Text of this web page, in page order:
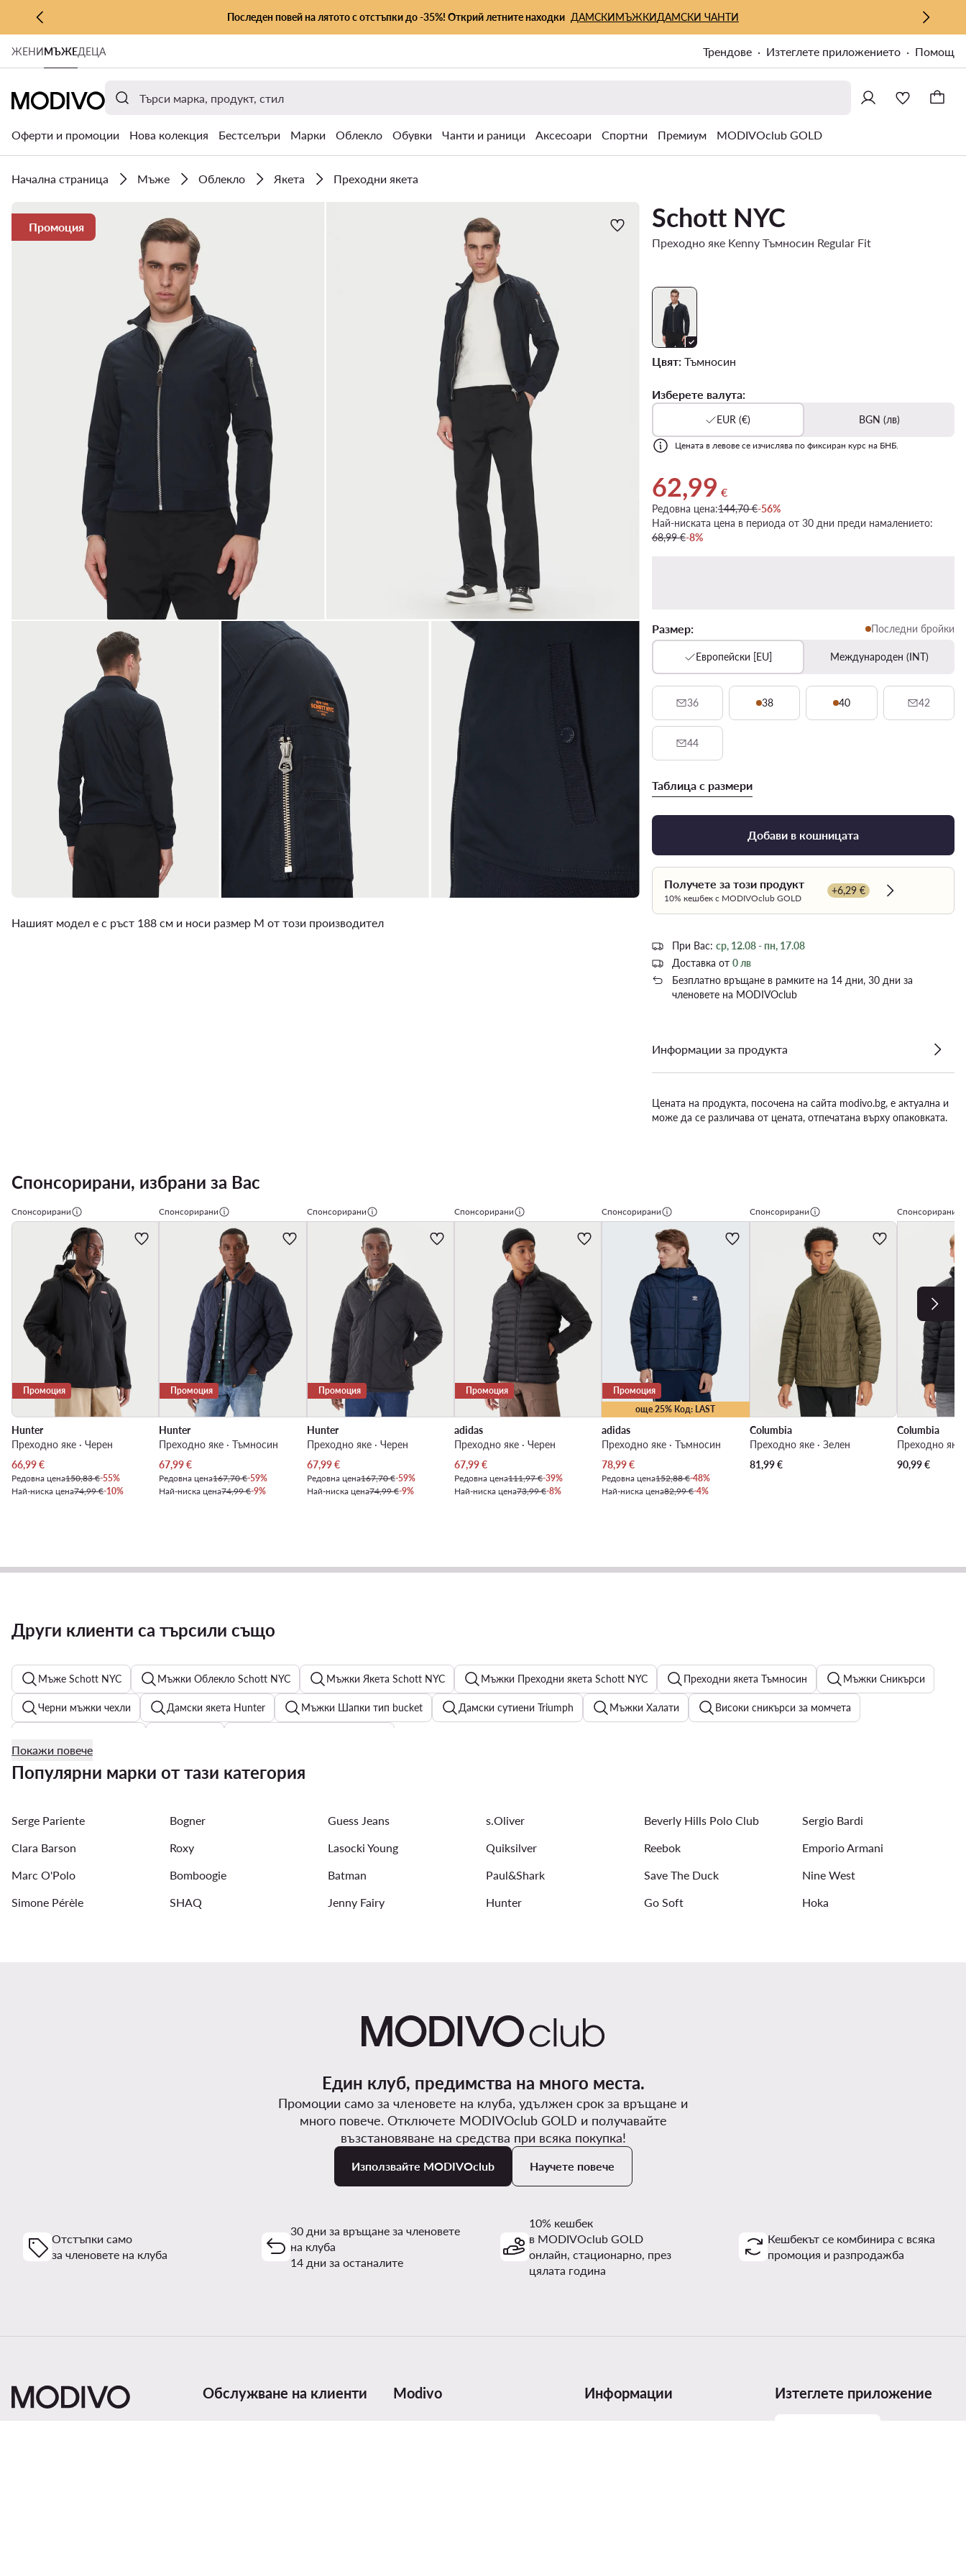
КЪМ ОСНОВНОТО СЪДЪРЖАНИЕ
КЪМ ТЪРСЕНЕ
Последен повей на лятото с отстъпки до -35%! Открий летните находки ДАМСКИМЪЖКИДАМСКИ ЧАНТИ
ЖЕНИМЪЖЕДЕЦА Трендове Изтеглете приложението Помощ
Оферти и промоции Нова колекция Бестселъри Марки Облекло Обувки Чанти и раници Аксесоари Спортни Премиум MODIVOclub GOLD
Начална страница Мъже Облекло Якета Преходни якета
Нашият модел е с ръст 188 см и носи размер M от този производител
Промоция Schott NYC
Преходно яке Kenny Тъмносин Regular Fit
Цвят:Тъмносин
Изберете валута:
EUR (€) BGN (лв)
Цената в левове се изчислява по фиксиран курс на БНБ.
Актуална цена 62,99 €
62,99 €
Редовна цена:144,70 €-56%
Най-ниската цена в периода от 30 дни преди намалението:
68,99 €-8%
Размер: Последни бройки
Европейски [EU] Международен (INT)
36 38 40 42
44
Таблица с размери
Добави в кошницата
Получете за този продукт
10% кешбек с MODIVOclub GOLD
+6,29 €
Dowiedz się
При Вас: ср, 12.08 - пн, 17.08
Доставка от 0 лв
Безплатно връщане в рамките на 14 дни, 30 дни за
членовете на MODIVOclub
Информации за продукта
Цената на продукта, посочена на сайта modivo.bg, е актуална и
може да се различава от цената, отпечатана върху опаковката.
Спонсорирани, избрани за Вас
Спонсорирани
Промоция
Hunter
Преходно яке · Черен
Актуална цена
66,99€
Редовна цена150,83 €-55%
Най-ниска цена74,99 €-10%
Спонсорирани
Промоция
Hunter
Преходно яке · Тъмносин
Актуална цена
67,99€
Редовна цена167,70 €-59%
Най-ниска цена74,99 €-9%
Спонсорирани
Промоция
Hunter
Преходно яке · Черен
Актуална цена
67,99€
Редовна цена167,70 €-59%
Най-ниска цена74,99 €-9%
Спонсорирани
Промоция
adidas
Преходно яке · Черен
Актуална цена
67,99€
Редовна цена111,97 €-39%
Най-ниска цена73,99 €-8%
Спонсорирани
още 25% Код: LAST
Промоция
adidas
Преходно яке · Тъмносин
Актуална цена
78,99€
Редовна цена152,88 €-48%
Най-ниска цена82,99 €-4%
Спонсорирани
Columbia
Преходно яке · Зелен
81,99€
Спонсорирани
Columbia
Преходно яке
90,99€
Други клиенти са търсили също
Мъже Schott NYC Мъжки Облекло Schott NYC Мъжки Якета Schott NYC Мъжки Преходни якета Schott NYC Преходни якета Тъмносин Мъжки Сникърси
Черни мъжки чехли Дамски якета Hunter Мъжки Шапки тип bucket Дамски сутиени Triumph Мъжки Халати Високи сникърси за момчета
Дамски обеци Мъжки часовници Fossil
Покажи повече
Популярни марки от тази категория
Serge Pariente Bogner Guess Jeans s.Oliver Beverly Hills Polo Club
Sergio Bardi
Clara Barson
Roxy Lasocki Young Quiksilver Reebok
Emporio Armani
Marc O'Polo
Bomboogie Batman Paul&Shark Save The Duck
Nine West
Simone Pérèle
SHAQ Jenny Fairy Hunter Go Soft Hoka
Един клуб, предимства на много места.
Промоции само за членовете на клуба, удължен срок за връщане и
много повече. Отключете MODIVOclub GOLD и получавайте
възстановяване на средства при всяка покупка!
Използвайте MODIVOclub Научете повече
Отстъпки само
за членовете на клуба
30 дни за връщане за членовете
на клуба
14 дни за останалите
10% кешбек
в MODIVOclub GOLD
онлайн, стационарно, през
цялата година
Кешбекът се комбинира с всяка
промоция и разпродажба
Обслужване на клиенти Modivo Информации Изтеглете приложение